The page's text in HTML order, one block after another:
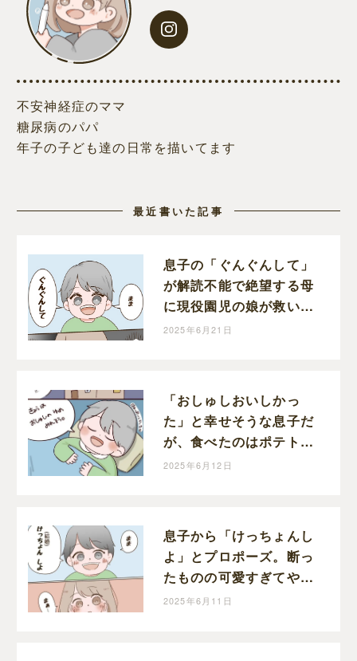
不安神経症のママ
糖尿病のパパ
年子の子ども達の日常を描いてます
最近書いた記事
息子の「ぐんぐんして」
が解読不能で絶望する母
に現役園児の娘が救いの
手を差し伸べる｜和栗家
2025年6月21日
「おしゅしおいしかっ
た」と幸せそうな息子だ
が、食べたのはポテトと
唐揚げです｜和栗家の
2025年6月12日
息子から「けっちょんし
よ」とプロポーズ。断っ
たものの可愛すぎてやっ
ぱり結婚したくなった｜
2025年6月11日